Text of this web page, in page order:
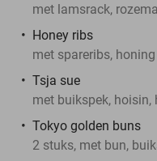
met lamsrack,
Honey ribs
met spareribs,
Tsja sue
met buikspek,
Tokyo golden buns
2 stuks, met bun,